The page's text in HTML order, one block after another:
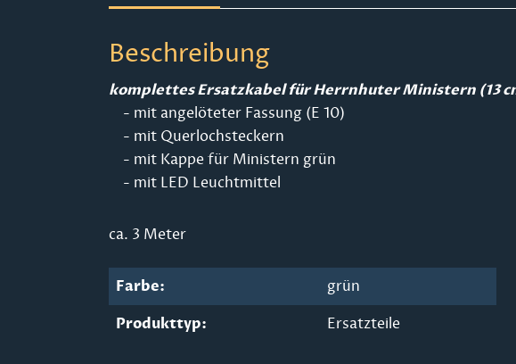
Beschreibung
komplettes Ersatzkabel für Herrnhuter Ministern (13
- mit angelöteter Fassung (E 10)
- mit Querlochsteckern
- mit Kappe für Ministern grün
- mit LED Leuchtmittel
ca. 3 Meter
Farbe: grün
Produkttyp: Ersatzteile